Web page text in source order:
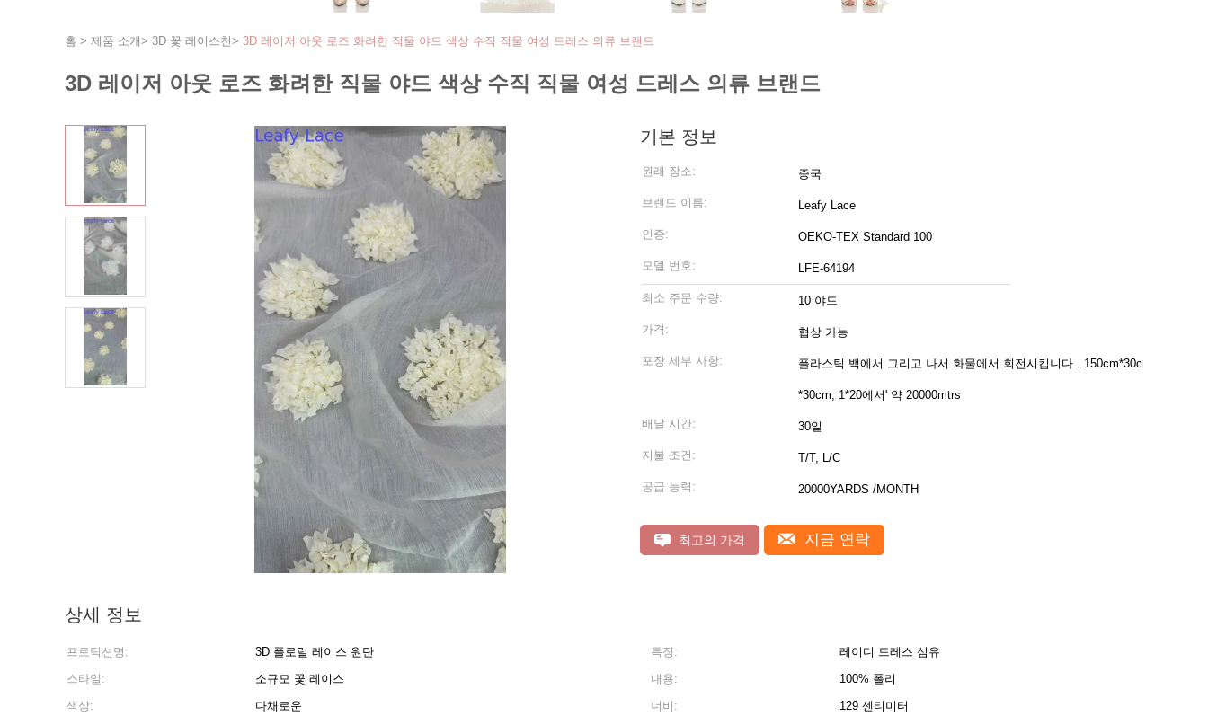
홈 > 제품 소개> 3D 꽃 레이스천> 3D 레이저 아웃 로즈 화려한 직물 야드 색상 수직 직물 여성 드레스 의류 브랜드
3D 레이저 아웃 로즈 화려한 직물 야드 색상 수직 직물 여성 드레스 의류 브랜드
기본 정보
원래 장소: 중국
브랜드 이름: Leafy Lace
인증: OEKO-TEX Standard 100
모델 번호: LFE-64194
최소 주문 수량: 10 야드
가격: 협상 가능
포장 세부 사항: 플라스틱 백에서 그리고 나서 화물에서 회전시킵니다 . 150cm*30cm
*30cm, 1*20에서' 약 20000mtrs
배달 시간: 30일
지불 조건: T/T, L/C
공급 능력: 20000YARDS /MONTH
최고의 가격 지금 연락
상세 정보
프로덕션명: 3D 플로럴 레이스 원단 특징:
레이디 드레스 섬유
스타일:
소규모 꽃 레이스 내용:
100% 폴리
색상:
다채로운 너비:
129 센티미터